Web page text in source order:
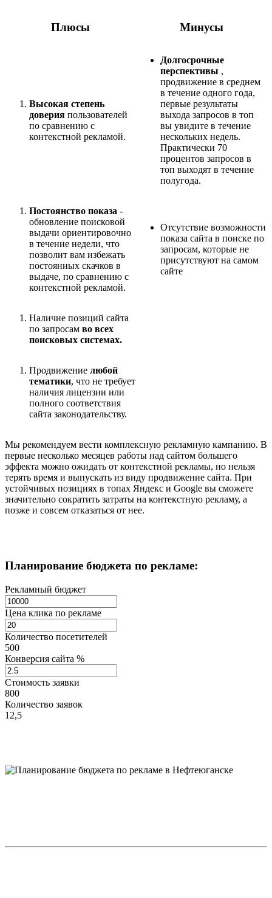
Плюсы Минусы
Высокая степень
доверия пользователей
по сравнению с
контекстной рекламой.
Долгосрочные
перспективы ,
продвижение в среднем
в течение одного года,
первые результаты
выхода запросов в топ
вы увидите в течение
нескольких недель.
Практически 70
процентов запросов в
топ выходят в течение
полугода.
Постоянство показа -
обновление поисковой
выдачи ориентировочно
в течение недели, что
позволит вам избежать
постоянных скачков в
выдаче, по сравнению с
контекстной рекламой.
Отсутствие возможности
показа сайта в поиске по
запросам, которые не
присутствуют на самом
сайте
Наличие позиций сайта
по запросам во всех
поисковых системах.
Продвижение любой
тематики, что не требует
наличия лицензии или
полного соответствия
сайта законодательству.
Мы рекомендуем вести комплексную рекламную кампанию. В
первые несколько месяцев работы над сайтом большего
эффекта можно ожидать от контекстной рекламы, но нельзя
терять время и выпускать из виду продвижение сайта. При
устойчивых позициях в топах Яндекс и Google вы сможете
значительно сократить затраты на контекстную рекламу, а
позже и совсем отказаться от нее.
Планирование бюджета по рекламе:
Рекламный бюджет
Цена клика по рекламе
Количество посетителей
500
Конверсия сайта %
Стоимость заявки
800
Количество заявок
12,5